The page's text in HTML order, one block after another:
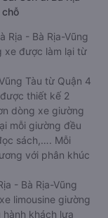
chỗ
Rịa - Bà Rịa-Vũng
xe được làm lại từ
Tàu từ Quận 4
thiết kế 2
dòng xe giường
mỗi giường đều
sách,…. Mỗi
với phân khúc
- Bà Rịa-Vũng
limousine giường
khách lựa